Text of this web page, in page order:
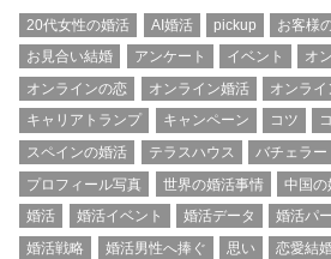
20代女性の婚活 AI婚活 pickup お客様
お見合い結婚
アンケート イベント
オ
オンラインの恋
オンライン婚活
オンライ
キャリアトランプ
キャンペーン コツ
スペインの婚活
テラスハウス バチェラー
プロフィール写真
世界の婚活事情 中国の
婚活
婚活イベント 婚活データ 婚活パ
婚活戦略
婚活男性へ捧ぐ 思い 恋愛結